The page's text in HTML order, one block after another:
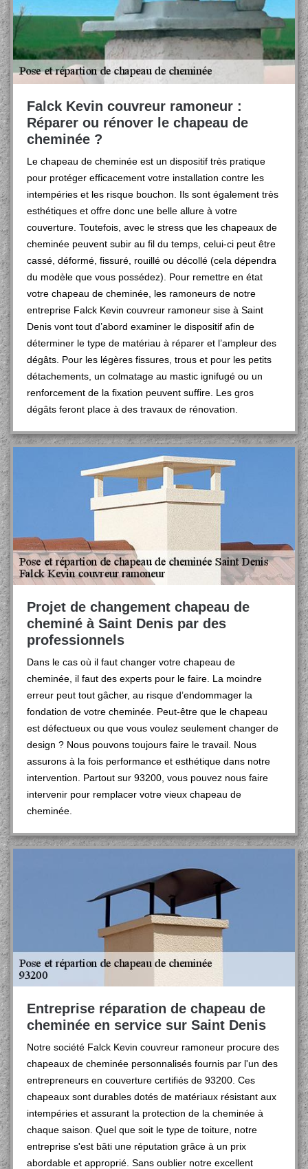
Falck Kevin couvreur ramoneur :
Réparer ou rénover le chapeau de
cheminée ?
Le chapeau de cheminée est un dispositif très pratique
pour protéger efficacement votre installation contre les
intempéries et les risque bouchon. Ils sont également très
esthétiques et offre donc une belle allure à votre
couverture. Toutefois, avec le stress que les chapeaux de
cheminée peuvent subir au fil du temps, celui-ci peut être
cassé, déformé, fissuré, rouillé ou décollé (cela dépendra
du modèle que vous possédez). Pour remettre en état
votre chapeau de cheminée, les ramoneurs de notre
entreprise Falck Kevin couvreur ramoneur sise à Saint
Denis vont tout d’abord examiner le dispositif afin de
déterminer le type de matériau à réparer et l’ampleur des
dégâts. Pour les légères fissures, trous et pour les petits
détachements, un colmatage au mastic ignifugé ou un
renforcement de la fixation peuvent suffire. Les gros
dégâts feront place à des travaux de rénovation.
Projet de changement chapeau de
cheminé à Saint Denis par des
professionnels
Dans le cas où il faut changer votre chapeau de
cheminée, il faut des experts pour le faire. La moindre
erreur peut tout gâcher, au risque d’endommager la
fondation de votre cheminée. Peut-être que le chapeau
est défectueux ou que vous voulez seulement changer de
design ? Nous pouvons toujours faire le travail. Nous
assurons à la fois performance et esthétique dans notre
intervention. Partout sur 93200, vous pouvez nous faire
intervenir pour remplacer votre vieux chapeau de
cheminée.
Entreprise réparation de chapeau de
cheminée en service sur Saint Denis
Notre société Falck Kevin couvreur ramoneur procure des
chapeaux de cheminée personnalisés fournis par l'un des
entrepreneurs en couverture certifiés de 93200. Ces
chapeaux sont durables dotés de matériaux résistant aux
intempéries et assurant la protection de la cheminée à
chaque saison. Quel que soit le type de toiture, notre
entreprise s'est bâti une réputation grâce à un prix
abordable et approprié. Sans oublier notre excellent